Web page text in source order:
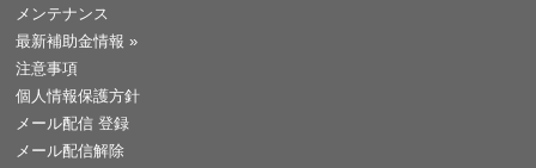
メンテナンス
最新補助金情報 »
注意事項
個人情報保護方針
メール配信 登録
メール配信解除